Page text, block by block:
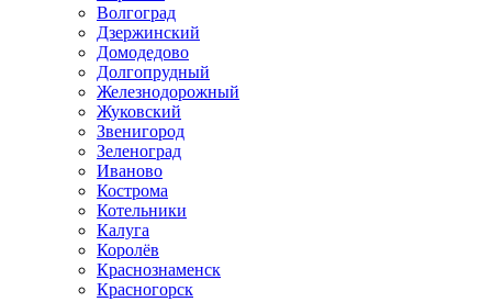
Волгоград
Дзержинский
Домодедово
Долгопрудный
Железнодорожный
Жуковский
Звенигород
Зеленоград
Иваново
Кострома
Котельники
Калуга
Королёв
Краснознаменск
Красногорск